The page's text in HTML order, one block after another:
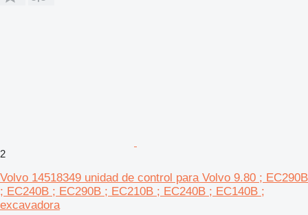
2
Volvo 14518349 unidad de control para Volvo 9.80 ; EC290B
; EC240B ; EC290B ; EC210B ; EC240B ; EC140B ;
excavadora